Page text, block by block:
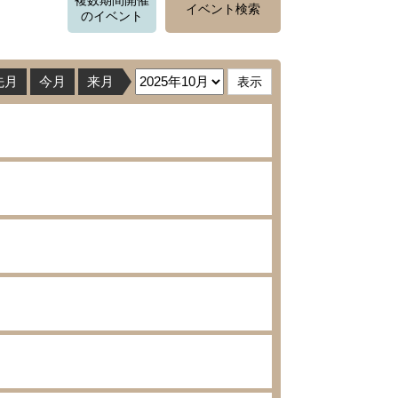
のイベント
イベント検索
月 今月 来月